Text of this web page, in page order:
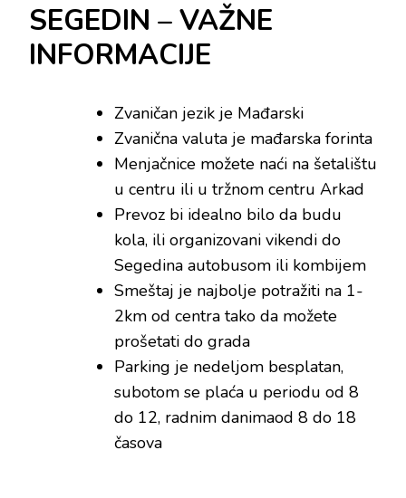
SEGEDIN – VAŽNE
INFORMACIJE
Zvaničan jezik je Mađarski
Zvanična valuta je mađarska forinta
Menjačnice možete naći na šetalištu
u centru ili u tržnom centru Arkad
Prevoz bi idealno bilo da budu
kola, ili organizovani vikendi do
Segedina autobusom ili kombijem
Smeštaj je najbolje potražiti na 1-
2km od centra tako da možete
prošetati do grada
Parking je nedeljom besplatan,
subotom se plaća u periodu od 8
do 12, radnim danimaod 8 do 18
časova